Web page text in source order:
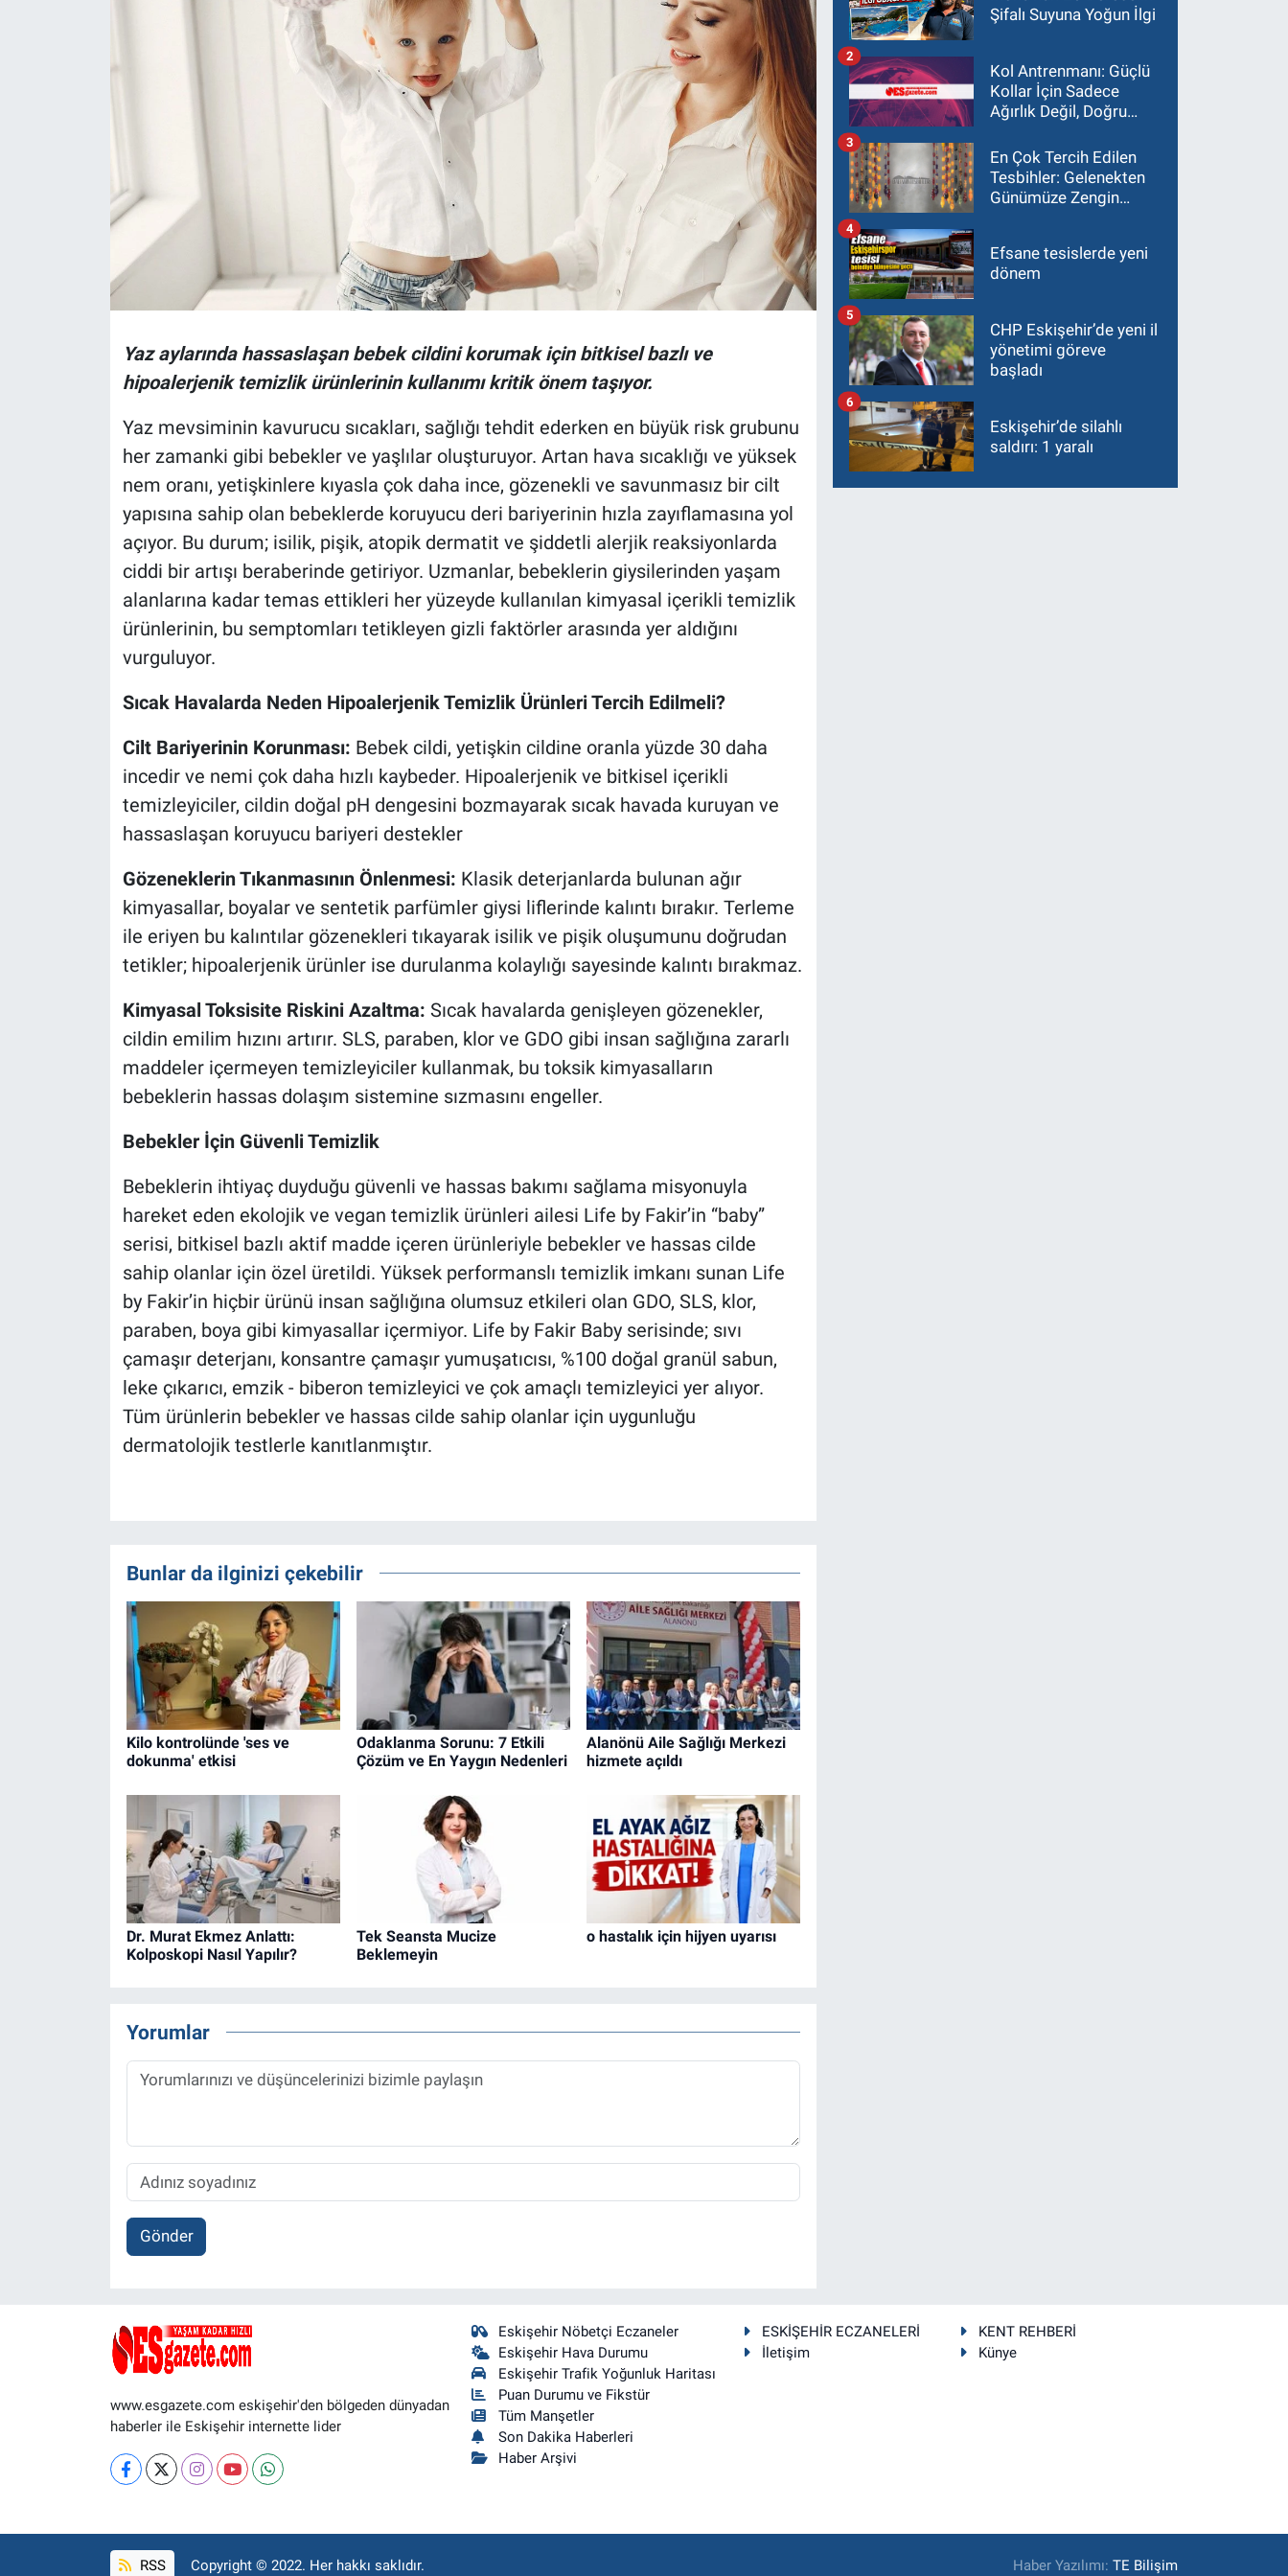
Yaz aylarında hassaslaşan bebek cildini korumak için bitkisel bazlı ve
hipoalerjenik temizlik ürünlerinin kullanımı kritik önem taşıyor.
Yaz mevsiminin kavurucu sıcakları, sağlığı tehdit ederken en büyük risk grubunu
her zamanki gibi bebekler ve yaşlılar oluşturuyor. Artan hava sıcaklığı ve yüksek
nem oranı, yetişkinlere kıyasla çok daha ince, gözenekli ve savunmasız bir cilt
yapısına sahip olan bebeklerde koruyucu deri bariyerinin hızla zayıflamasına yol
açıyor. Bu durum; isilik, pişik, atopik dermatit ve şiddetli alerjik reaksiyonlarda
ciddi bir artışı beraberinde getiriyor. Uzmanlar, bebeklerin giysilerinden yaşam
alanlarına kadar temas ettikleri her yüzeyde kullanılan kimyasal içerikli temizlik
ürünlerinin, bu semptomları tetikleyen gizli faktörler arasında yer aldığını
vurguluyor.
Sıcak Havalarda Neden Hipoalerjenik Temizlik Ürünleri Tercih Edilmeli?
Cilt Bariyerinin Korunması: Bebek cildi, yetişkin cildine oranla yüzde 30 daha
incedir ve nemi çok daha hızlı kaybeder. Hipoalerjenik ve bitkisel içerikli
temizleyiciler, cildin doğal pH dengesini bozmayarak sıcak havada kuruyan ve
hassaslaşan koruyucu bariyeri destekler
Gözeneklerin Tıkanmasının Önlenmesi: Klasik deterjanlarda bulunan ağır
kimyasallar, boyalar ve sentetik parfümler giysi liflerinde kalıntı bırakır. Terleme
ile eriyen bu kalıntılar gözenekleri tıkayarak isilik ve pişik oluşumunu doğrudan
tetikler; hipoalerjenik ürünler ise durulanma kolaylığı sayesinde kalıntı bırakmaz.
Kimyasal Toksisite Riskini Azaltma: Sıcak havalarda genişleyen gözenekler,
cildin emilim hızını artırır. SLS, paraben, klor ve GDO gibi insan sağlığına zararlı
maddeler içermeyen temizleyiciler kullanmak, bu toksik kimyasalların
bebeklerin hassas dolaşım sistemine sızmasını engeller.
Bebekler İçin Güvenli Temizlik
Bebeklerin ihtiyaç duyduğu güvenli ve hassas bakımı sağlama misyonuyla
hareket eden ekolojik ve vegan temizlik ürünleri ailesi Life by Fakir’in “baby”
serisi, bitkisel bazlı aktif madde içeren ürünleriyle bebekler ve hassas cilde
sahip olanlar için özel üretildi. Yüksek performanslı temizlik imkanı sunan Life
by Fakir’in hiçbir ürünü insan sağlığına olumsuz etkileri olan GDO, SLS, klor,
paraben, boya gibi kimyasallar içermiyor. Life by Fakir Baby serisinde; sıvı
çamaşır deterjanı, konsantre çamaşır yumuşatıcısı, %100 doğal granül sabun,
leke çıkarıcı, emzik - biberon temizleyici ve çok amaçlı temizleyici yer alıyor.
Tüm ürünlerin bebekler ve hassas cilde sahip olanlar için uygunluğu
dermatolojik testlerle kanıtlanmıştır.
Bunlar da ilginizi çekebilir
Kilo kontrolünde 'ses ve
dokunma' etkisi
Odaklanma Sorunu: 7 Etkili
Çözüm ve En Yaygın Nedenleri
Alanönü Aile Sağlığı Merkezi
hizmete açıldı
Dr. Murat Ekmez Anlattı:
Kolposkopi Nasıl Yapılır?
Tek Seansta Mucize
Beklemeyin
o hastalık için hijyen uyarısı
Yorumlar
Gönder
Şifalı Suyuna Yoğun İlgi
Kol Antrenmanı: Güçlü
Kollar İçin Sadece
Ağırlık Değil, Doğru
2
En Çok Tercih Edilen
Tesbihler: Gelenekten
Günümüze Zengin
3
Efsane tesislerde yeni
dönem
4
CHP Eskişehir’de yeni il
yönetimi göreve
başladı
5
Eskişehir’de silahlı
saldırı: 1 yaralı
6
www.esgazete.com eskişehir'den bölgeden dünyadan
haberler ile Eskişehir internette lider
Eskişehir Nöbetçi Eczaneler
Eskişehir Hava Durumu
Eskişehir Trafik Yoğunluk Haritası
Puan Durumu ve Fikstür
Tüm Manşetler
Son Dakika Haberleri
Haber Arşivi
ESKİŞEHİR ECZANELERİ
KENT REHBERİ
İletişim
Künye
RSS Copyright © 2022. Her hakkı saklıdır. Haber Yazılımı:TE Bilişim
Bilim ve Teknoloji